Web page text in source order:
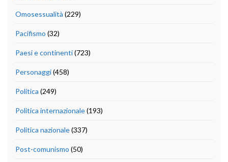
Omosessualità (229)
Pacifismo (32)
Paesi e continenti(723)
Personaggi(458)
Politica (249)
Politica internazionale(193)
Politica nazionale(337)
Post-comunismo (50)